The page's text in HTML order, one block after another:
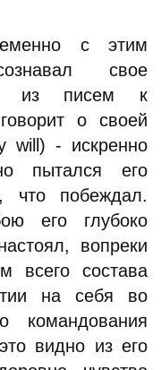
с этим
свое
из писем к
о своей
will) - искренно
пытался его
что побеждал.
его глубоко
вопреки
всего состава
на себя во
командования
видно из его